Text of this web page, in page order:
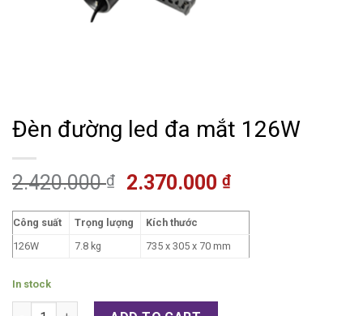
Đèn đường led đa mắt 126W
2.420.000₫ 2.370.000 ₫
Công suất Trọng lượng
Kích thước
126W
7.8 kg 735 x 305 x 70 mm
In stock
Đèn đường led đa mắt 126W quantity